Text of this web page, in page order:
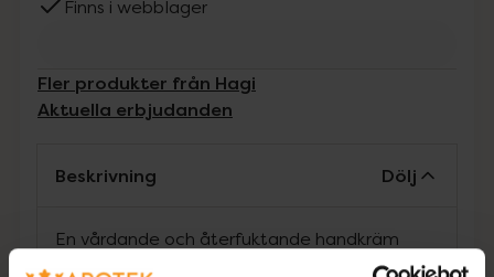
Finns i webblager
Fler produkter från Hagi
Aktuella erbjudanden
Beskrivning Dölj
En vårdande och återfuktande handkräm
med en doft av sommar.Krämen skyddar